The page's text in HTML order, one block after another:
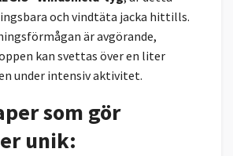
och vindtäta jacka hittills.
är avgörande,
kan svettas över en liter
under intensiv aktivitet.
som gör
unik: